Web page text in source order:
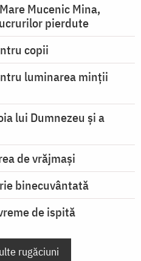
Mucenic Mina,
pierdute
copii
luminarea minţii
lui Dumnezeu şi a
de vrăjmași
binecuvântată
de ispită
rugăciuni